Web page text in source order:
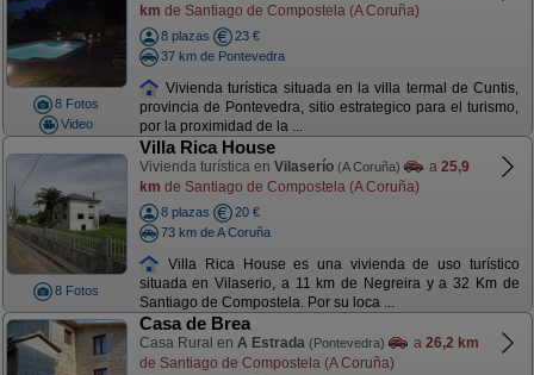
8 Fotos
Video
km de Santiago de Compostela (A Coruña)
8 plazas
23 €
37 km de Pontevedra
Vivienda turística situada en la villa termal de Cuntis,
provincia de Pontevedra, sitio estrategico para el turismo,
por la proximidad de la ...
8 Fotos
Villa Rica House
Vivienda turística en Vilaserío (A Coruña) a 25,9
km de Santiago de Compostela (A Coruña)
8 plazas
20 €
73 km de A Coruña
Villa Rica House es una vivienda de uso turístico
situada en Vilaserio, a 11 km de Negreira y a 32 Km de
Santiago de Compostela. Por su loca ...
Casa de Brea
Casa Rural en A Estrada (Pontevedra) a 26,2 km
de Santiago de Compostela (A Coruña)